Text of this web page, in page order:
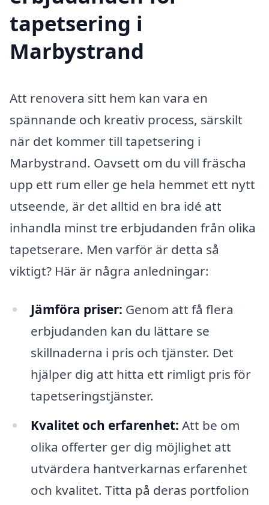
tapetsering i
Marbystrand
Att renovera sitt hem kan vara en
spännande och kreativ process, särskilt
när det kommer till tapetsering i
Marbystrand. Oavsett om du vill fräscha
upp ett rum eller ge hela hemmet ett nytt
utseende, är det alltid en bra idé att
inhandla minst tre erbjudanden från olika
tapetserare. Men varför är detta så
viktigt? Här är några anledningar:
Jämföra priser: Genom att få flera
erbjudanden kan du lättare se
skillnaderna i pris och tjänster. Det
hjälper dig att hitta ett rimligt pris för
tapetseringstjänster.
Kvalitet och erfarenhet: Att be om
olika offerter ger dig möjlighet att
utvärdera hantverkarnas erfarenhet
och kvalitet. Titta på deras portfolion